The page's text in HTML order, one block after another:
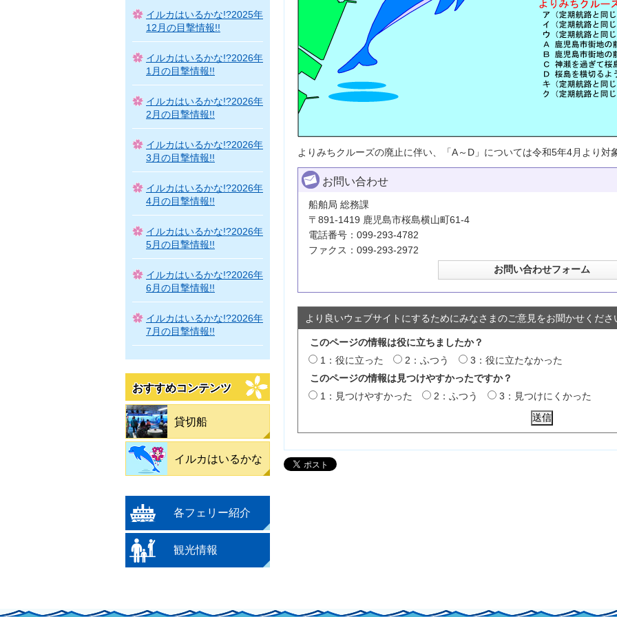
イルカはいるかな!?2025年
12月の目撃情報!!
イルカはいるかな!?2026年
1月の目撃情報!!
イルカはいるかな!?2026年
2月の目撃情報!!
イルカはいるかな!?2026年
3月の目撃情報!!
イルカはいるかな!?2026年
4月の目撃情報!!
イルカはいるかな!?2026年
5月の目撃情報!!
イルカはいるかな!?2026年
6月の目撃情報!!
イルカはいるかな!?2026年
7月の目撃情報!!
おすすめコンテンツ
貸切船
イルカはいるかな
各フェリー紹介
観光情報
よりみちクルーズの廃止に伴い、「A～D」については令和5年4月より対
お問い合わせ
船舶局 総務課
〒891-1419 鹿児島市桜島横山町61-4
電話番号：099-293-4782
ファクス：099-293-2972
より良いウェブサイトにするためにみなさまのご意見をお聞かせくださ
このページの情報は役に立ちましたか？
1：役に立った
2：ふつう
3：役に立たなかった
このページの情報は見つけやすかったですか？
1：見つけやすかった
2：ふつう 3：見つけにくかった